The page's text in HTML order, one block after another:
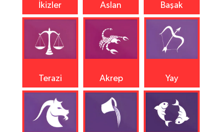
İkizler Aslan Başak
Terazi Akrep Yay